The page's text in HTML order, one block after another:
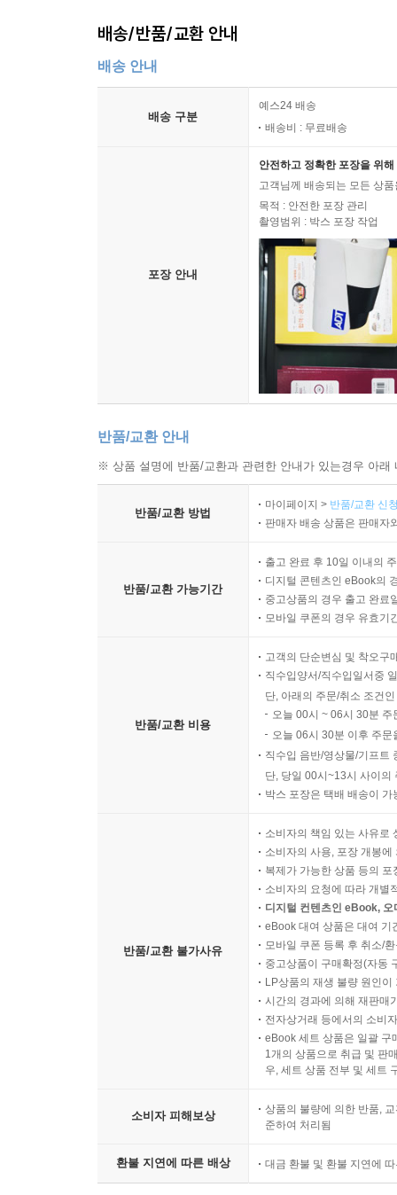
배송/반품/교환 안내
배송 안내
배송 구분
예스24 배송
배송비 : 무료배송
포장 안내
안전하고 정확한 포장을 위
고객님께 배송되는 모든 상
목적 : 안전한 포장 관리
촬영범위 : 박스 포장 작업
반품/교환 안내
※ 상품 설명에 반품/교환과 관련한 안내가 있는경우 아
반품/교환 방법
마이페이지 > 반품/교환 신
판매자 배송 상품은 판매자
반품/교환 가능기간
출고 완료 후 10일 이내의
디지털 콘텐츠인 eBook의
중고상품의 경우 출고 완료
모바일 쿠폰의 경우 유효기
반품/교환 비용
고객의 단순변심 및 착오구
직수입양서/직수입일서중
단, 아래의 주문/취소 조건
오늘 00시 ~ 06시 30분
오늘 06시 30분 이후 주
직수입 음반/영상물/기프트
단, 당일 00시~13시 사이의
박스 포장은 택배 배송이
반품/교환 불가사유
소비자의 책임 있는 사유로
소비자의 사용, 포장 개봉
복제가 가능한 상품 등의
소비자의 요청에 따라 개별
디지털 컨텐츠인 eBook,
eBook 대여 상품은 대여 기
모바일 쿠폰 등록 후 취소/
중고상품이 구매확정(자동
LP상품의 재생 불량 원인
시간의 경과에 의해 재판매
전자상거래 등에서의 소비
eBook 세트 상품은 일괄 구
1개의 상품으로 취급 및 판
우, 세트 상품 전부 및 세트
소비자 피해보상
상품의 불량에 의한 반품,
준하여 처리됨
환불 지연에 따른 배상 대금 환불 및 환불 지연에